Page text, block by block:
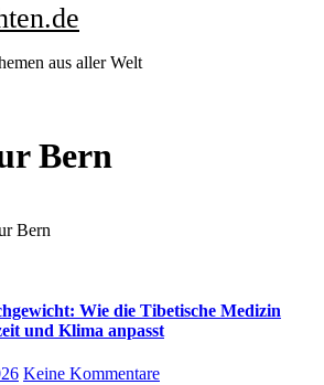
aus aller Welt
Bern
Bern
Wie die Tibetische Medizin
und Klima anpasst
Keine Kommentare